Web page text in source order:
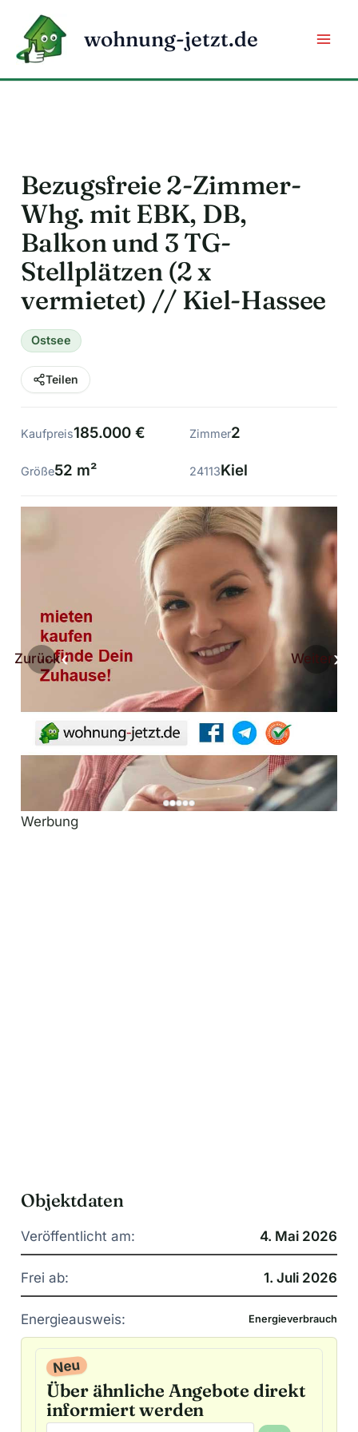
Inhalt
springen
wohnung-jetzt.de
Bezugsfreie 2-Zimmer-
Whg. mit EBK, DB,
Balkon und 3 TG-
Stellplätzen (2 x
vermietet) // Kiel-Hassee
Ostsee
Teilen
Kaufpreis185.000 € Zimmer2
Größe52 m² 24113Kiel
Zurück Weiter
Werbung
Objektdaten
Veröffentlicht am: 4. Mai 2026
Frei ab: 1. Juli 2026
Energieausweis: Energieverbrauch
Neu
Über ähnliche Angebote direkt
informiert werden